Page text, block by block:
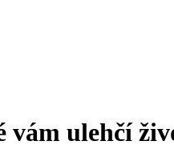
vám ulehčí